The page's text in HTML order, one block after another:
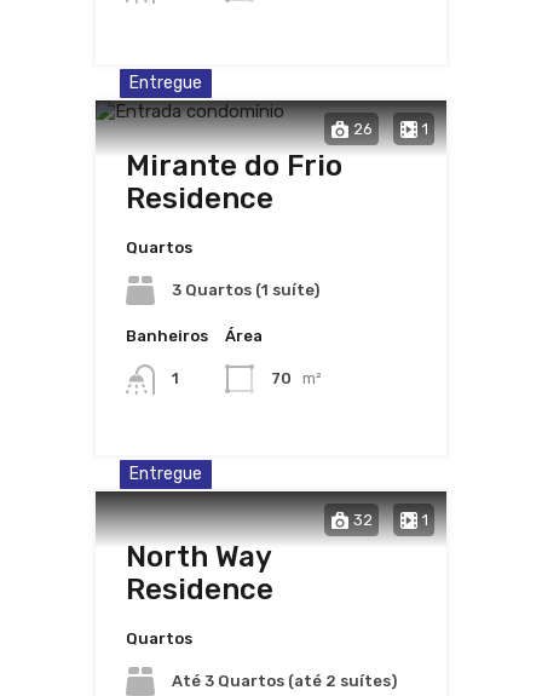
26 1
Entregue
Mirante do Frio
Residence
Quartos
3 Quartos (1 suíte)
Banheiros
1
Área
70 m²
32 1
Entregue
North Way
Residence
Quartos
Até 3 Quartos (até 2 suítes)